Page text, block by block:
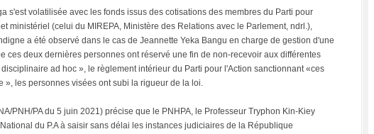
s'est volatilisée avec les fonds issus des cotisations des membres du Parti pour
ministériel (celui du MIREPA, Ministère des Relations avec le Parlement, ndrl.),
a été observé dans le cas de Jeannette Yeka Bangu en charge de gestion d'une
ces deux dernières personnes ont réservé une fin de non-recevoir aux différentes
ad hoc », le règlement intérieur du Parti pour l'Action sanctionnant «ces
», les personnes visées ont subi la rigueur de la loi.
PNH/PA du 5 juin 2021) précise que le PNHPA, le Professeur Tryphon Kin-Kiey
du P.A à saisir sans délai les instances judiciaires de la République